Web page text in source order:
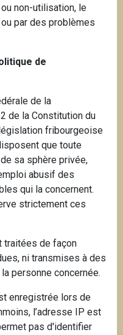
non-utilisation, le
par des problèmes
de
de la
de la Constitution du
fribourgeoise
que toute
sa sphère privée,
abusif des
qui la concernent.
strictement ces
traitées de façon
ni transmises à des
personne concernée.
enregistrée lors de
l’adresse IP est
pas d'identifier